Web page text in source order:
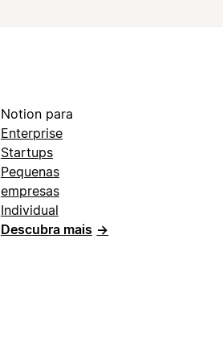
Notion para
Enterprise
Startups
Pequenas
empresas
Individual
Descubra mais →